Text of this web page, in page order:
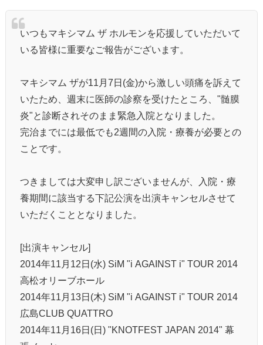
いつもマキシマム ザ ホルモンを応援していただいて
いる皆様に重要なご報告がございます。
マキシマム ザが11月7日(金)から激しい頭痛を訴えて
いたため、週末に医師の診察を受けたところ、"髄膜
炎"と診断されそのまま緊急入院となりました。
完治までには最低でも2週間の入院・療養が必要との
ことです。
つきましては大変申し訳ございませんが、入院・療
養期間に該当する下記公演を出演キャンセルさせて
いただくこととなりました。
[出演キャンセル]
2014年11月12日(水) SiM "i AGAINST i" TOUR 2014
高松オリーブホール
2014年11月13日(木) SiM "i AGAINST i" TOUR 2014
広島CLUB QUATTRO
2014年11月16日(日) "KNOTFEST JAPAN 2014" 幕